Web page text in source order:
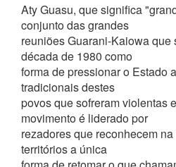
Aty Guasu, que significa
conjunto das grandes
reuniões Guarani-Kaiowa que
década de 1980 como
forma de pressionar o Estado
tradicionais destes
povos que sofreram violentas
movimento é liderado por
rezadores que reconhecem
territórios a única